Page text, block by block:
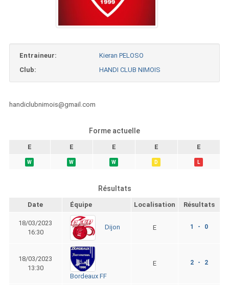
Entraineur:
Kieran PELOSO
Club:
HANDI CLUB NIMOIS
handiclubnimois@gmail.com
Forme actuelle
E E E E E
W W W D L
Résultats
Date Équipe Localisation Résultats
18/03/2023
16:30
Dijon E 1 - 0
18/03/2023
13:30
Bordeaux FF
E 2 - 2